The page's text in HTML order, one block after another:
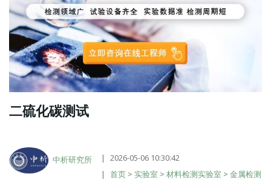
二硫化碳测试
中析研究所
2026-05-06 10:30:42
首页 > 实验室 > 材料检测实验室 > 金属检测